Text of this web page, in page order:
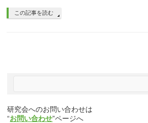
この記事を読む
研究会へのお問い合わせは
“お問い合わせ”ページへ